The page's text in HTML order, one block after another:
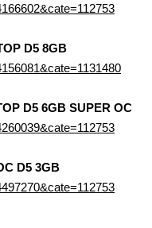
D5 8GB
D5 6GB SUPER OC
D5 3GB